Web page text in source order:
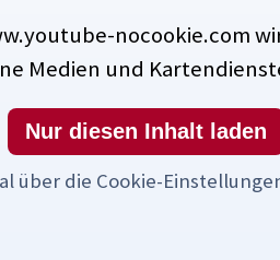
nocookie.com
Medien und
Nur diesen Inhalt laden
über die Cookie-